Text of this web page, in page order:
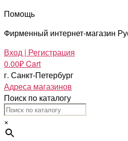
Помощь
Фирменный интернет-магазин
Вход | Регистрация
0.00₽Cart
г. Санкт-Петербург
Адреса магазинов
Поиск по каталогу
×